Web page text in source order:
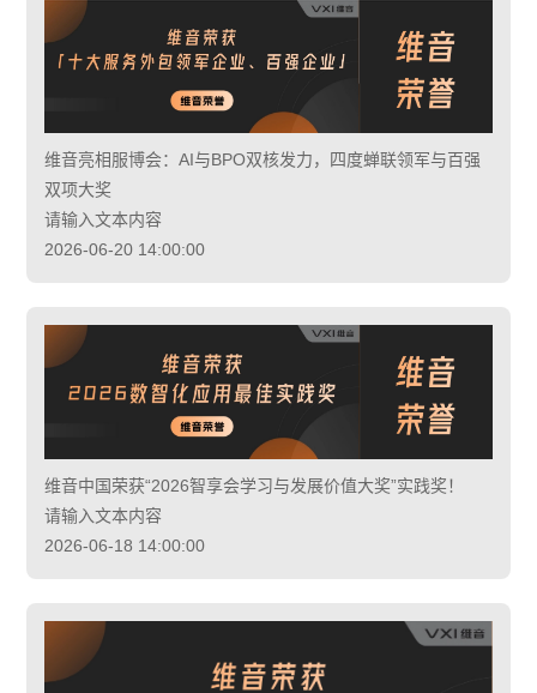
维音亮相服博会：AI与BPO双核发力，四度蝉联领军与百强
双项大奖
请输入文本内容
2026-06-20 14:00:00
维音中国荣获“2026智享会学习与发展价值大奖”实践奖！
请输入文本内容
2026-06-18 14:00:00